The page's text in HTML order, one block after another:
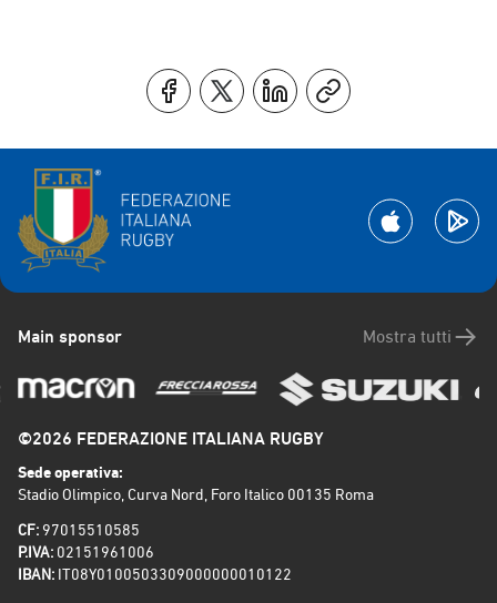
©2026 FEDERAZIONE ITALIANA RUGBY
Sede operativa:
Stadio Olimpico, Curva Nord, Foro Italico 00135 Roma
CF: 97015510585
P.IVA: 02151961006
IBAN: IT08Y0100503309000000010122
Main sponsor Mostra tutti